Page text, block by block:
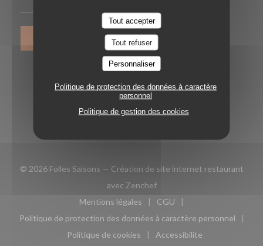
Tout accepter
Tout refuser
Personnaliser
Politique de protection des données à caractère
personnel
Politique de gestion des cookies
© 2026 Folles Saisons — Création de site internet restaurant
avec Zenchef((ouvre une nouvelle
Mentions légales
((ouvre une nouvelle fenêtre))
CGU
((ouvre une nouvelle
Politique de protection des données à caractère personnel
((ouvre une nouvelle fenêtre))
Politique de cookies
((ouvre une nouvelle fenêtre))
Accessibilite